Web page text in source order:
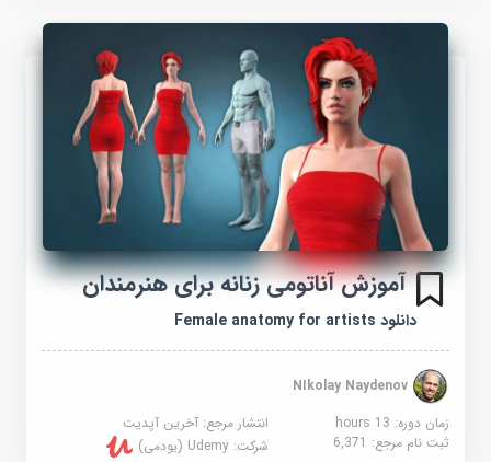
آموزش آناتومی زنانه برای هنرمندان
دانلود Female anatomy for artists
NIkolay Naydenov
زمان دوره: 13 hours
انتشار مرجع:آخرین آپدیت
ثبت نام مرجع:6,371 شرکت:Udemy (یودمی)